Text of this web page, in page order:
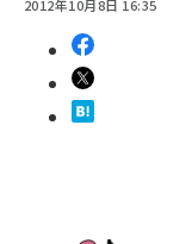
2012年10月8日 16:35